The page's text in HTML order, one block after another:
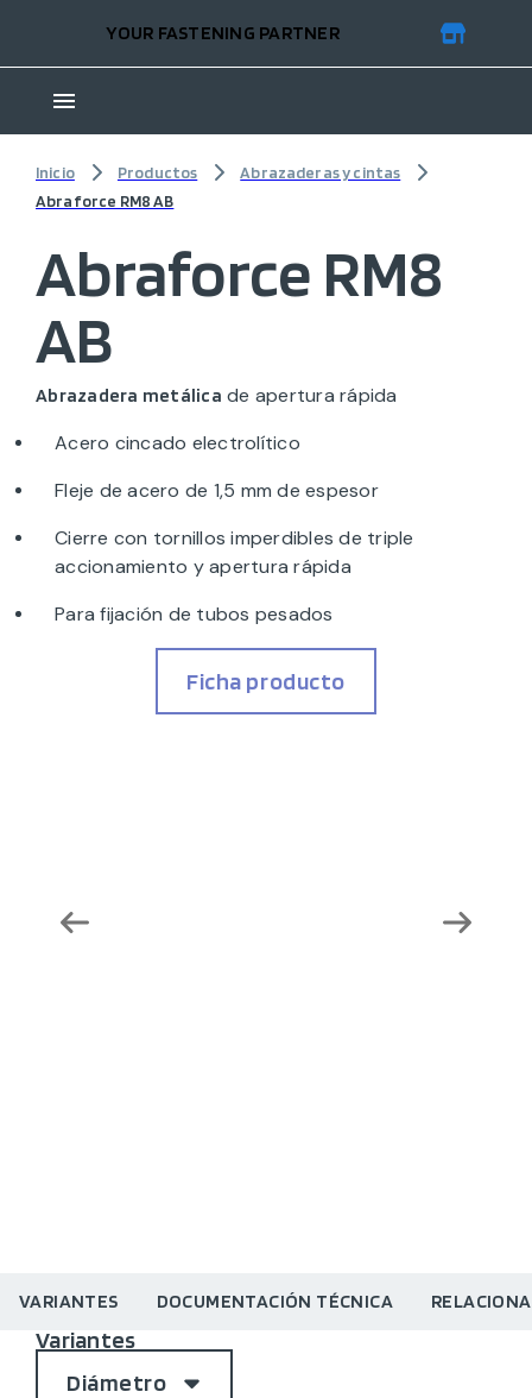
YOUR FASTENING PARTNER
Inicio Productos
Abrazaderas y cintas
Abraforce RM8 AB
Abraforce RM8
AB
Abrazadera metálica de apertura rápida
Acero cincado electrolítico
Fleje de acero de 1,5 mm de espesor
Cierre con tornillos imperdibles de triple
accionamiento y apertura rápida
Para fijación de tubos pesados
Ficha producto
VARIANTES DOCUMENTACIÓN TÉCNICA
Variantes
Diámetro